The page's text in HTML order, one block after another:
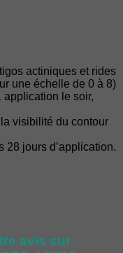
actiniques et rides
une échelle de 0 à 8)
application le soir,
visibilité du contour
28 jours d’application.
avis sur